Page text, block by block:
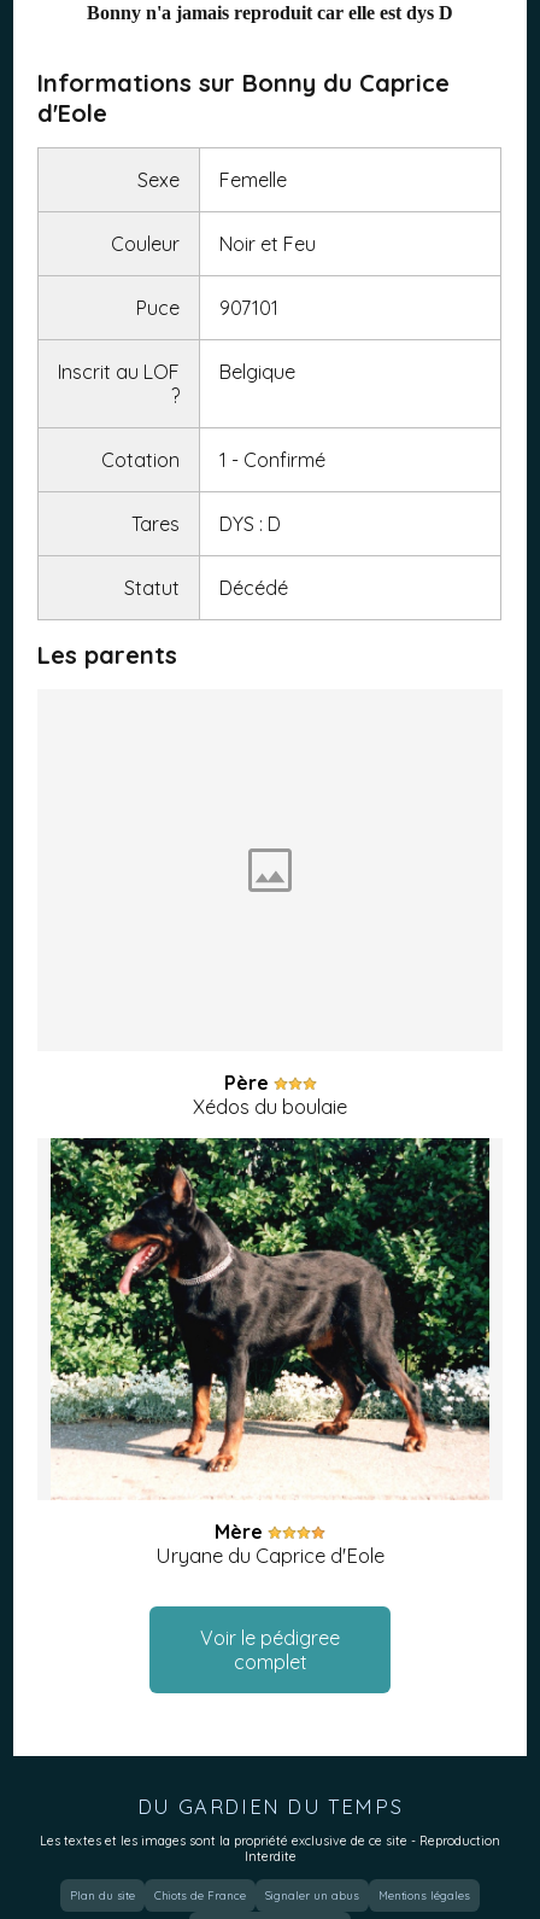
Bonny n'a jamais reproduit car elle est dys D
Informations sur Bonny du Caprice
d'Eole
Sexe Femelle
Couleur Noir et Feu
Puce 907101
Inscrit au LOF
?
Belgique
Cotation 1 - Confirmé
Tares DYS : D
Statut Décédé
Les parents
Père
Xédos du boulaie
Mère
Uryane du Caprice d'Eole
Voir le pédigree
complet
DU GARDIEN DU TEMPS
Les textes et les images sont la propriété exclusive de ce site - Reproduction
Interdite
Plan du site Chiots de France Signaler un abus Mentions légales